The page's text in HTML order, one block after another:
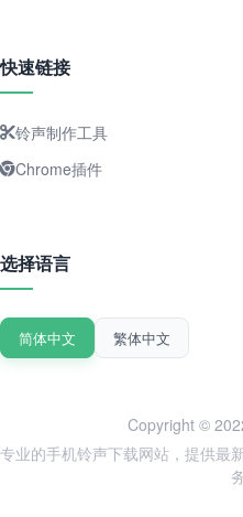
快速链接
铃声制作工具
Chrome插件
选择语言
简体中文 繁体中文
Copyright ©
专业的手机铃声下载网站，提供最